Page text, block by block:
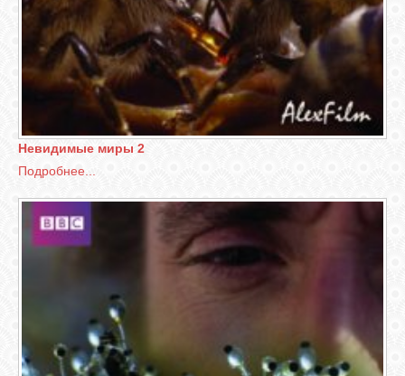
Невидимые миры 2
Подробнее...